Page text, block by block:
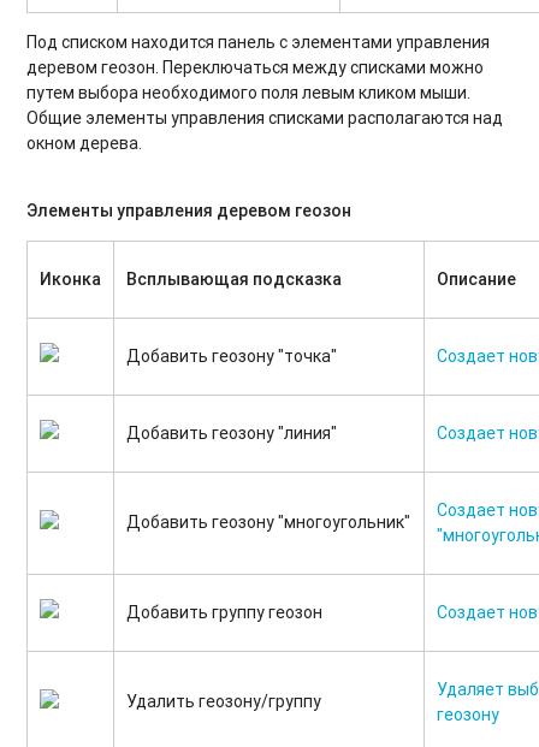
Под списком находится панель с элементами управления
деревом геозон. Переключаться между списками можно
путем выбора необходимого поля левым кликом мыши.
Общие элементы управления списками располагаются над
окном дерева.
Элементы управления деревом геозон
Иконка Всплывающая подсказка Описание
Добавить геозону "точка" Создает
Добавить геозону "линия" Создает
Добавить геозону "многоугольник"
Создает
Добавить группу геозон Создает
Удалить геозону/группу
Удаляет
геозону